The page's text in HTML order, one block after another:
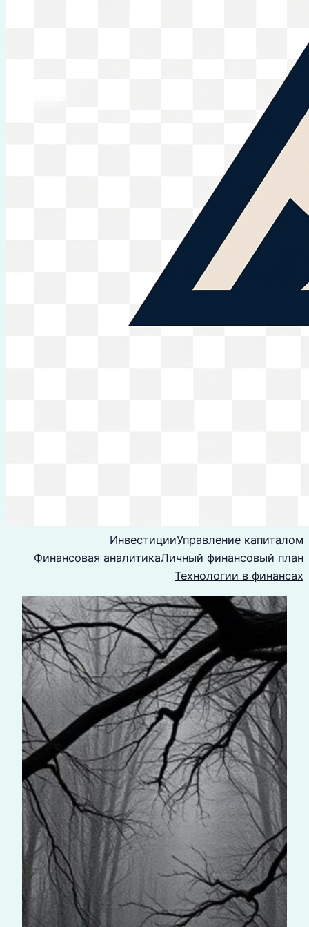
ИнвестицииУправление капиталом
Финансовая аналитикаЛичный финансовый план
Технологии в финансах